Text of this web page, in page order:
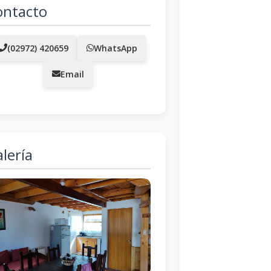
(02972) 420659 WhatsApp
Email